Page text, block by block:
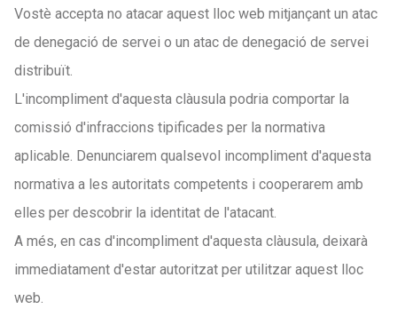
Vostè accepta no atacar aquest lloc web mitjançant un atac
de denegació de servei o un atac de denegació de servei
distribuït.
L'incompliment d'aquesta clàusula podria comportar la
comissió d'infraccions tipificades per la normativa
aplicable. Denunciarem qualsevol incompliment d'aquesta
normativa a les autoritats competents i cooperarem amb
elles per descobrir la identitat de l'atacant.
A més, en cas d'incompliment d'aquesta clàusula, deixarà
immediatament d'estar autoritzat per utilitzar aquest lloc
web.